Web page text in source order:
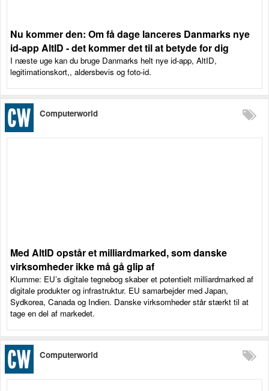
Nu kommer den: Om få dage lanceres Danmarks nye
id-app AltID - det kommer det til at betyde for dig
I næste uge kan du bruge Danmarks helt nye id-app, AltID,
legitimationskort,, aldersbevis og foto-id.
Computerworld
Med AltID opstår et milliardmarked, som danske
virksomheder ikke må gå glip af
Klumme: EU’s digitale tegnebog skaber et potentielt milliardmarked af
digitale produkter og infrastruktur. EU samarbejder med Japan,
Sydkorea, Canada og Indien. Danske virksomheder står stærkt til at
tage en del af markedet.
Computerworld